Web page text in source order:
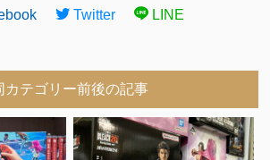
Twitter LINE
カテゴリー前後の記事